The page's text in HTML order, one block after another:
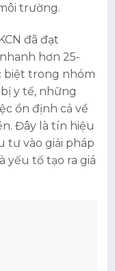
trường.
đã đạt
hơn 25-
biệt trong nhóm
y tế, những
ổn định cả về
Đây là tín hiệu
tư vào giải pháp
yếu tố tạo ra giá